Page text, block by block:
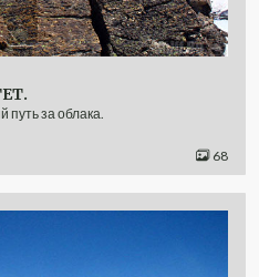
путь за облака.
68